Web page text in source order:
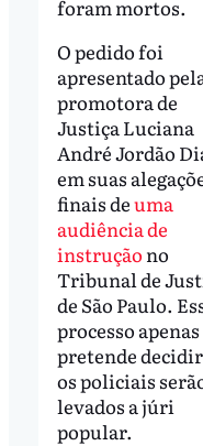
foram mortos.
O pedido foi
apresentado
promotora de
Justiça Luciana
André Jordão
em suas
finais deuma
audiência de
instrução no
Tribunal de
de São Paulo.
processo apenas
pretende decidir
os policiais
levados a júri
popular.